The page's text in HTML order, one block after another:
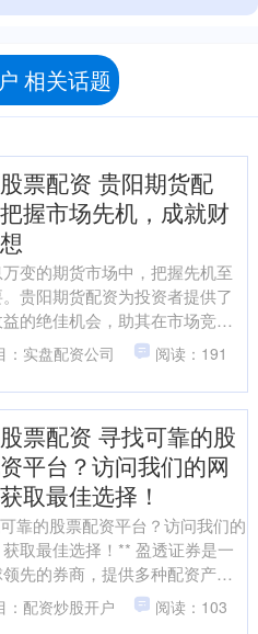
相关话题
票配资 贵阳期货配
握市场先机，成就财
变的期货市场中，把握先机至
贵阳期货配资为投资者提供了
的绝佳机会，助其在市场竞争
出。 天盈配资提供高达10倍的
杆，让你以小博....
：实盘配资公司 阅读：191
票配资 寻找可靠的股
平台？访问我们的网
取最佳选择！
靠的股票配资平台？访问我们的
取最佳选择！** 盈透证券是一
先的券商，提供多种配资产
股票配资、期货配资等。其平
可靠，交易费....
：配资炒股开户 阅读：103